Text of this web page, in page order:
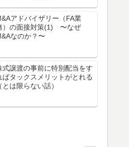
アドバイザリー（FA業
）の面接対策(1) 〜なぜ
なのか？〜
式譲渡の事前に特別配当をす
ばタックスメリットがとれる
（とは限らない話）